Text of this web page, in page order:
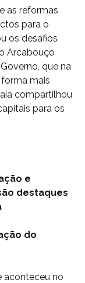
as reformas
para o
os desafios
Arcabouço
que na
mais
compartilhou
para os
e
destaques
do
aconteceu no